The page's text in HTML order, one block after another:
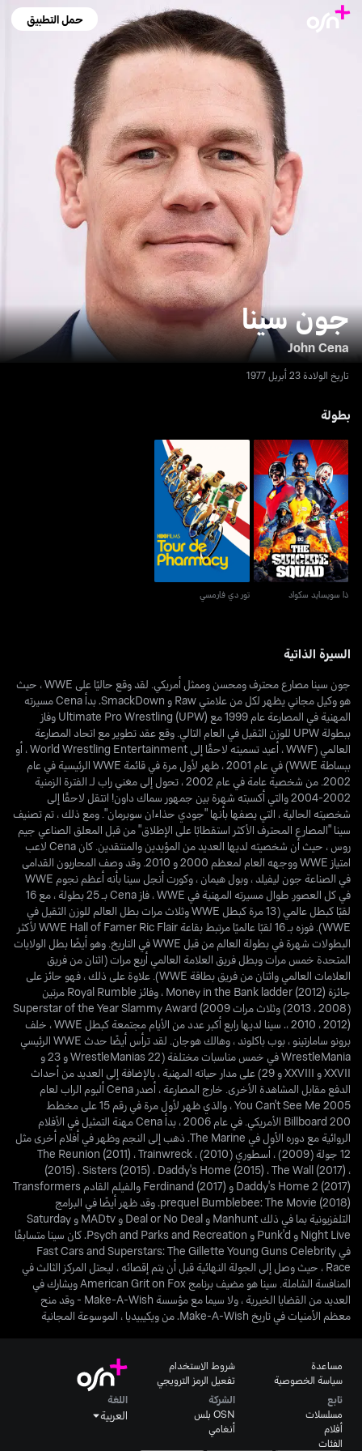
حمل التطبيق
جون سينا
John Cena
تاريخ الولادة 23 أبريل 1977
بطولة
ذا سويسايد سكواد
ذا سويسايد سكواد
تور دي فارمسي
تور دي فارمسي
السيرة الذاتية
جون سينا ​​مصارع محترف ومحسن وممثل أمريكي. لقد وقع حاليًا على WWE ، حيث
هو وكيل مجاني يظهر لكل من علامتي Raw و SmackDown. بدأ Cena مسيرته
المهنية في المصارعة عام 1999 مع Ultimate Pro Wrestling (UPW) وفاز
ببطولة UPW للوزن الثقيل في العام التالي. وقع عقد تطوير مع اتحاد المصارعة
العالمي (WWF ، أعيد تسميته لاحقًا إلى World Wrestling Entertainment ، أو
ببساطة WWE) في عام 2001 ، ظهر لأول مرة في قائمة WWE الرئيسية في عام
2002. من شخصية عامة في عام 2002 ، تحول إلى مغني راب لـ الفترة الزمنية
2002-2004 والتي أكسبته شهرة بين جمهور سماك داون! انتقل لاحقًا إلى
شخصيته الحالية ، التي يصفها بأنها "جودي حذاءان سوبرمان". ومع ذلك ، تم تصنيف
سينا ​​"المصارع المحترف الأكثر استقطابًا على الإطلاق" من قبل المعلق الصناعي جيم
روس ، حيث أن شخصيته لديها العديد من المؤيدين والمنتقدين. كان Cena لاعب
امتياز WWE ووجهه العام لمعظم 2000 و 2010. وقد وصف المحاربون القدامى
في الصناعة جون ليفيلد ، وبول هيمان ، وكورت أنجل سينا ​​بأنه أعظم نجوم WWE
في كل العصور. طوال مسيرته المهنية في WWE ، فاز Cena بـ 25 بطولة ، مع 16
لقبًا كبطل عالمي (13 مرة كبطل WWE وثلاث مرات بطل العالم للوزن الثقيل في
WWE). فوزه بـ 16 لقبًا عالميًا مرتبط بقاعة WWE Hall of Famer Ric Flair لأكثر
البطولات شهرة في بطولة العالم من قبل WWE في التاريخ. وهو أيضًا بطل الولايات
المتحدة خمس مرات وبطل فريق العلامة العالمي أربع مرات (اثنان من فريق
العلامات العالمي واثنان من فريق بطاقة WWE). علاوة على ذلك ، فهو حائز على
جائزة Money in the Bank ladder (2012) ، وفائز Royal Rumble مرتين
(2008 ، 2013) وثلاث مرات Superstar of the Year Slammy Award (2009
، 2010 ، 2012). سينا لديها رابع أكبر عدد من الأيام مجتمعة كبطل WWE ، خلف
برونو سامارتينو ، بوب باكلوند ، وهالك هوجان. لقد ترأس أيضًا حدث WWE الرئيسي
WrestleMania في خمس مناسبات مختلفة (WrestleManias 22 و 23 و
XXVII و XXVIII و 29) على مدار حياته المهنية ، بالإضافة إلى العديد من أحداث
الدفع مقابل المشاهدة الأخرى. خارج المصارعة ، أصدر Cena ألبوم الراب لعام
2005 You Can't See Me ، والذي ظهر لأول مرة في رقم 15 على مخطط
Billboard 200 الأمريكي. في عام 2006 ، بدأ Cena مهنة التمثيل في الأفلام
الروائية مع دوره الأول في The Marine. ذهب إلى النجم وظهر في أفلام أخرى مثل
12 جولة (2009) ، أسطوري (2010) ، The Reunion (2011) ، Trainwreck
(2015) ، Sisters (2015) ، Daddy's Home (2015) ، The Wall (2017) ،
Daddy's Home 2 (2017) و Ferdinand (2017) والفيلم القادم Transformers
prequel Bumblebee: The Movie (2018). وقد ظهر أيضًا في البرامج
التلفزيونية بما في ذلك Manhunt و Deal or No Deal و MADtv و Saturday
Night Live و Punk'd و Psych and Parks and Recreation. كان سينا ​​متسابقًا
في Fast Cars and Superstars: The Gillette Young Guns Celebrity
Race ، حيث وصل إلى الجولة النهائية قبل أن يتم إقصائه ، ليحتل المركز الثالث في
المنافسة الشاملة. سينا هو مضيف برنامج American Grit on Fox ويشارك في
العديد من القضايا الخيرية ، ولا سيما مع مؤسسة Make-A-Wish - وقد منح
معظم الأمنيات في تاريخ Make-A-Wish. من ويكيبيديا ، الموسوعة المجانية
مساعدة
سياسة الخصوصية
شروط الاستخدام
تفعيل الرمز الترويجي
تابع
مسلسلات
أفلام
الفئات
الشركة
OSN بلس
أنغامي
اللغة
العربية